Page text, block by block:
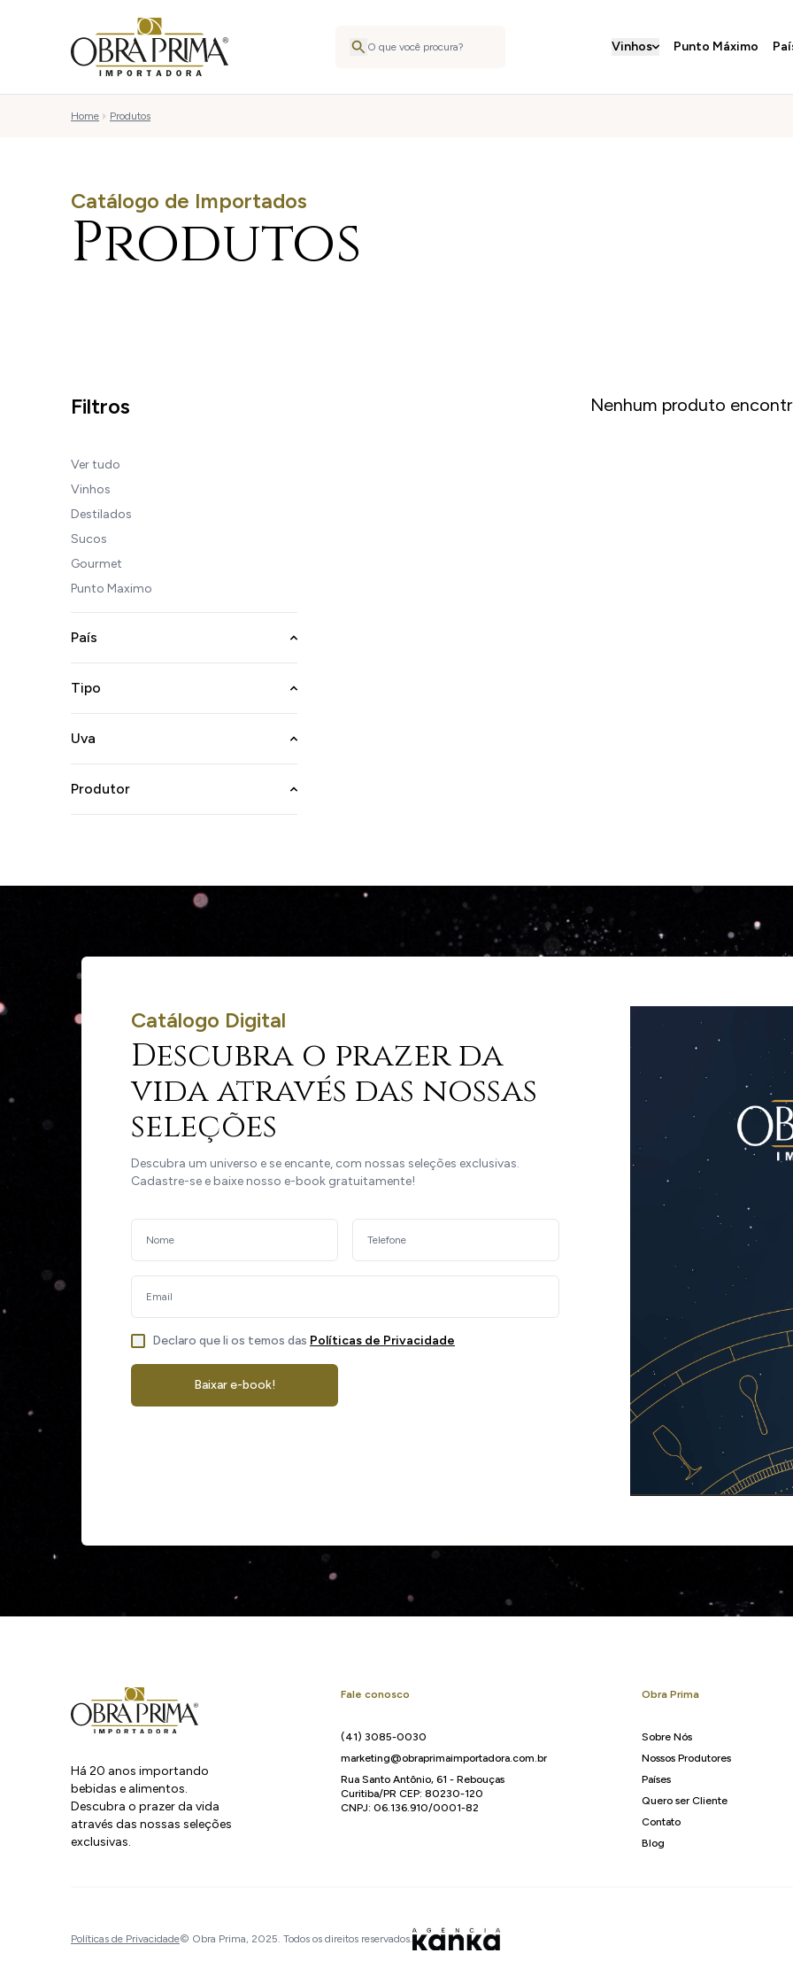
Vinhos Punto Máximo
Home Produtos
Catálogo de Importados
Produtos
Filtros
Ver tudo
Vinhos
Destilados
Sucos
Gourmet
Punto Maximo
País
Tipo
Uva
Produtor
Nenhum produto
Catálogo Digital
Descubra o prazer da
vida através das nossas
seleções
Descubra um universo e se encante, com nossas seleções exclusivas.
Cadastre-se e baixe nosso e-book gratuitamente!
Declaro que li os temos das Políticas de Privacidade
Baixar e-book!
Há 20 anos importando
bebidas e alimentos.
Descubra o prazer da vida
através das nossas seleções
exclusivas.
Fale conosco
(41) 3085-0030
marketing@obraprimaimportadora.com.br
Rua Santo Antônio, 61 - Rebouças
Curitiba/PR CEP: 80230-120
CNPJ: 06.136.910/0001-82
Obra Prima
Sobre Nós
Nossos Produtores
Países
Quero ser Cliente
Contato
Blog
Políticas de Privacidade© Obra Prima, 2025. Todos os direitos reservados.